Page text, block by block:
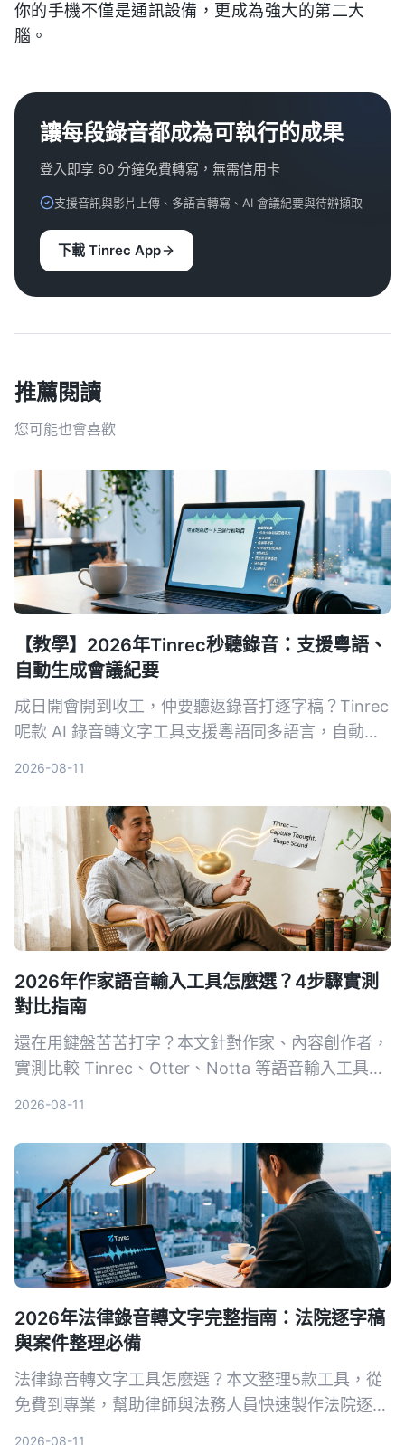
你的手機不僅是通訊設備，更成為強大的第二大
腦。
讓每段錄音都成為可執行的成果
登入即享 60 分鐘免費轉寫，無需信用卡
支援音訊與影片上傳、多語言轉寫、AI 會議紀要與待辦擷取
下載 Tinrec App
推薦閱讀
您可能也會喜歡
【教學】2026年Tinrec秒聽錄音：支援粵語、
自動生成會議紀要
成日開會開到收工，仲要聽返錄音打逐字稿？Tinrec
呢款 AI 錄音轉文字工具支援粵語同多語言，自動生
他工具對比同避坑指南，睇完即刻識揀。
2026-08-11
2026年作家語音輸入工具怎麼選？4步驟實測
對比指南
還在用鍵盤苦苦打字？本文針對作家、內容創作者，
實測比較 Tinrec、Otter、Notta 等語音輸入工具，
2026-08-11
2026年法律錄音轉文字完整指南：法院逐字稿
與案件整理必備
法律錄音轉文字工具怎麼選？本文整理5款工具，從
免費到專業，幫助律師與法務人員快速製作法院逐字
2026-08-11